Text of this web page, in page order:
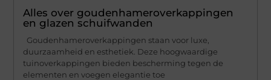
Alles over goudenhameroverkappingen
en glazen schuifwanden
Goudenhameroverkappingen staan voor luxe,
duurzaamheid en esthetiek. Deze hoogwaardige
tuinoverkappingen bieden bescherming tegen de
elementen en voegen elegantie toe